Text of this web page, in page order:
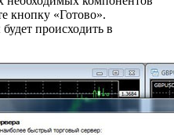
кнопку «Готово».
происходить в